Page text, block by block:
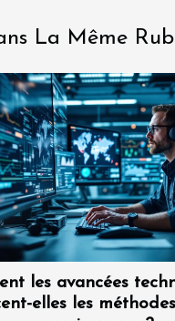
La Même
les avancées
elles les